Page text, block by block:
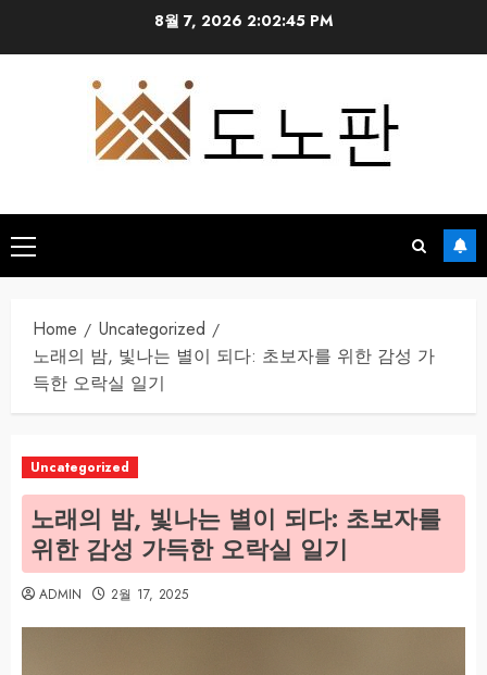
8월 7, 2026 2:02:46 PM
Primary
Menu
Home
Uncategorized
노래의 밤, 빛나는 별이 되다: 초보자를 위한 감성 가
득한 오락실 일기
Uncategorized
노래의 밤, 빛나는 별이 되다: 초보자를
위한 감성 가득한 오락실 일기
ADMIN 2월 17, 2025